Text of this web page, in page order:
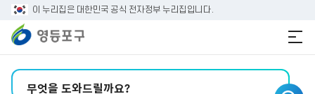
본문 바로가기
주메뉴 바로가기
이 누리집은 대한민국 공식 전자정부 누리집입니다.